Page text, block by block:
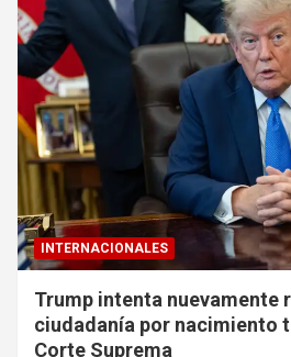
INTERNACIONALES
Trump intenta nuevamente
ciudadanía por nacimiento
Corte Suprema